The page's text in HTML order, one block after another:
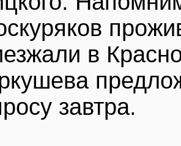
в
завтра.